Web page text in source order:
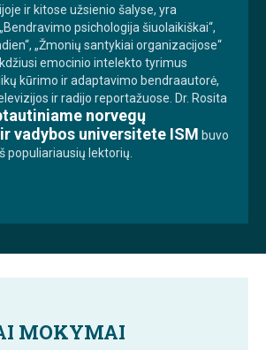
ir kitose užsienio šalyse, yra
psichologija šiuolaikiškai“,
„Žmonių santykiai organizacijose“
emocinio intelekto tyrimus
kūrimo ir adaptavimo bendraautorė,
ir radijo reportažuose. Dr. Rosita
norvegų
vadybos universitete ISM buvo
populiariausių lektorių.
MOKYMAI